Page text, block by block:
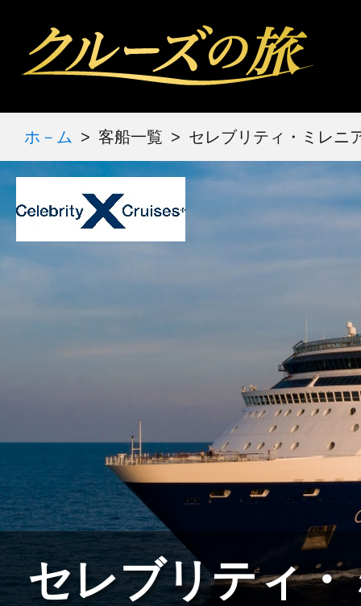
ホ－ム 客船一覧 セレブリティ・ミレニ
セレブリティ